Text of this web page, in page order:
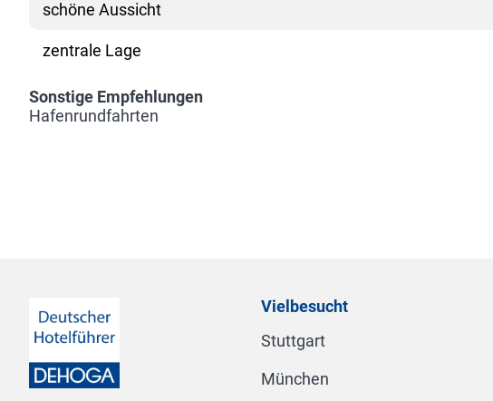
schöne Aussicht
zentrale Lage
Sonstige Empfehlungen
Hafenrundfahrten
Vielbesucht
Stuttgart
München